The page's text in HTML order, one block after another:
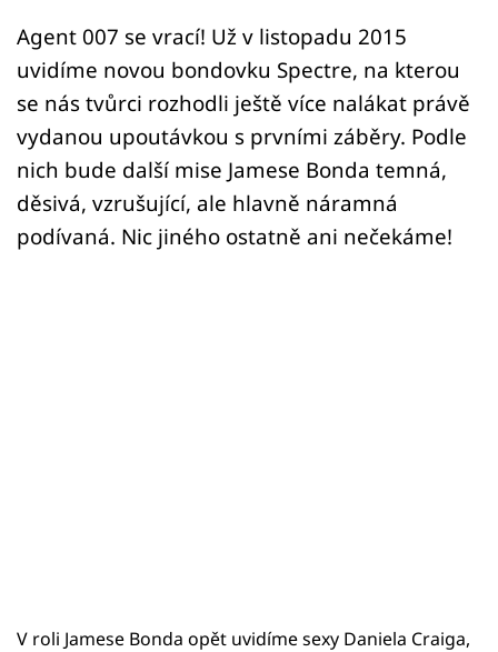
Sledujte nás
Agent 007 se vrací! Už v listopadu 2015
uvidíme novou bondovku Spectre, na kterou
se nás tvůrci rozhodli ještě více nalákat právě
vydanou upoutávkou s prvními záběry. Podle
nich bude další mise Jamese Bonda temná,
děsivá, vzrušující, ale hlavně náramná
podívaná. Nic jiného ostatně ani nečekáme!
V roli Jamese Bonda opět uvidíme sexy Daniela Craiga,